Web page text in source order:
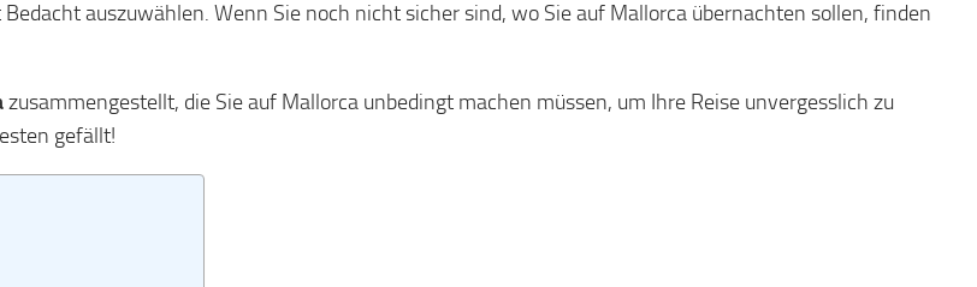
auszuwählen. Wenn Sie noch nicht sicher sind, wo Sie auf Mallorca übernachten sollen, finden
zusammengestellt, die Sie auf Mallorca unbedingt machen müssen, um Ihre Reise unvergesslich zu
gefällt!